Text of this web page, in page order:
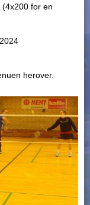
for en
herover.